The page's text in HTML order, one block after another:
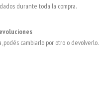
durante toda la compra.
podés cambiarlo por otro o devolverlo.